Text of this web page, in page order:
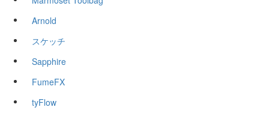
Arnold
スケッチ
Sapphire
FumeFX
tyFlow